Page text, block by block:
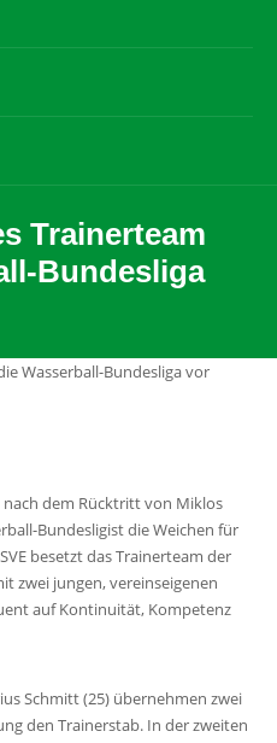
Trainerteam
Bundesliga
nach dem Rücktritt von Miklos
Bundesligist die Weichen für
besetzt das Trainerteam der
zwei jungen, vereinseigenen
auf Kontinuität, Kompetenz
Schmitt (25) übernehmen zwei
den Trainerstab. In der zweiten